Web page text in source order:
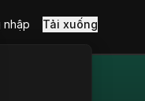
Tải xuống